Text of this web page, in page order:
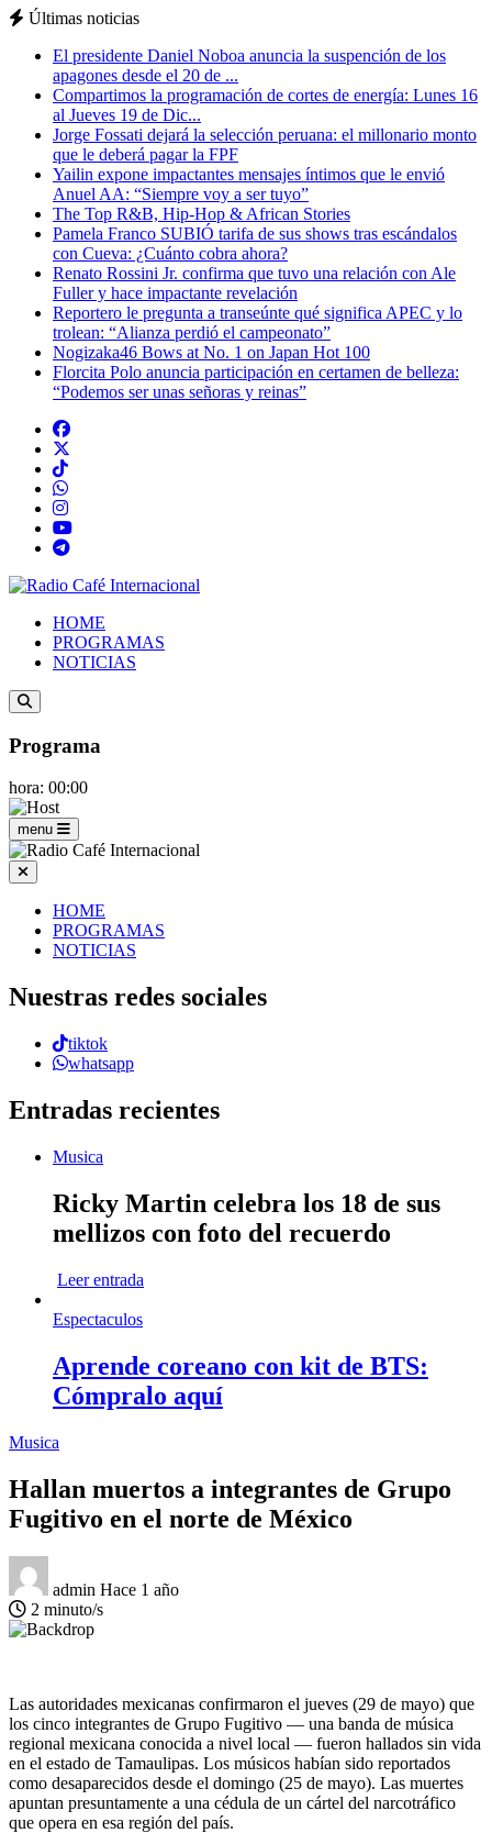
Últimas noticias
El presidente Daniel Noboa anuncia la suspención de los
apagones desde el 20 de ...
Compartimos la programación de cortes de energía: Lunes 16
al Jueves 19 de Dic...
Jorge Fossati dejará la selección peruana: el millonario monto
que le deberá pagar la FPF
Yailin expone impactantes mensajes íntimos que le envió
Anuel AA: “Siempre voy a ser tuyo”
The Top R&B, Hip-Hop & African Stories
Pamela Franco SUBIÓ tarifa de sus shows tras escándalos
con Cueva: ¿Cuánto cobra ahora?
Renato Rossini Jr. confirma que tuvo una relación con Ale
Fuller y hace impactante revelación
Reportero le pregunta a transeúnte qué significa APEC y lo
trolean: “Alianza perdió el campeonato”
Nogizaka46 Bows at No. 1 on Japan Hot 100
Florcita Polo anuncia participación en certamen de belleza:
“Podemos ser unas señoras y reinas”
HOME
PROGRAMAS
NOTICIAS
Programa
hora: 00:00
menu
HOME
PROGRAMAS
NOTICIAS
Nuestras redes sociales
tiktok
whatsapp
Entradas recientes
Musica
Ricky Martin celebra los 18 de sus
mellizos con foto del recuerdo
Leer entrada
Espectaculos
Aprende coreano con kit de BTS:
Cómpralo aquí
Musica
Hallan muertos a integrantes de Grupo
Fugitivo en el norte de México
admin Hace 1 año
2 minuto/s
Las autoridades mexicanas confirmaron el jueves (29 de mayo) que
los cinco integrantes de Grupo Fugitivo — una banda de música
regional mexicana conocida a nivel local — fueron hallados sin vida
en el estado de Tamaulipas. Los músicos habían sido reportados
como desaparecidos desde el domingo (25 de mayo). Las muertes
apuntan presuntamente a una cédula de un cártel del narcotráfico
que opera en esa región del país.